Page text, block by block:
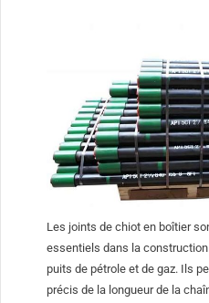
Les joints de chiot en boîtier
essentiels dans la
puits de pétrole et de gaz. Ils
précis de la longueur de la